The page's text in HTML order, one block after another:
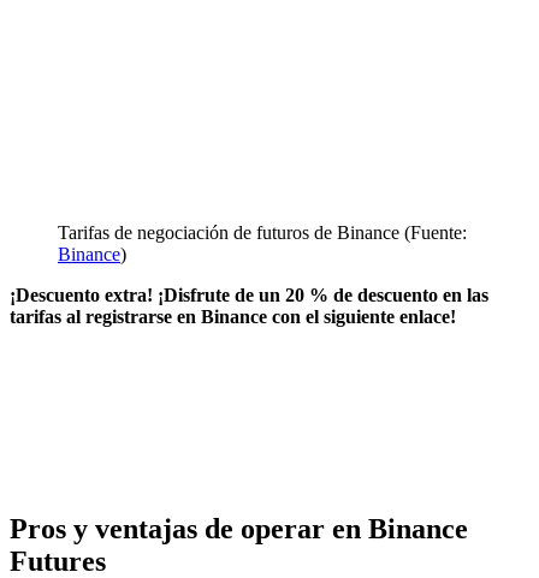
Tarifas de negociación de futuros de Binance (Fuente:
Binance)
¡Descuento extra! ¡Disfrute de un 20 % de descuento en las
tarifas al registrarse en Binance con el siguiente enlace!
Pros y ventajas de operar en Binance
Futures